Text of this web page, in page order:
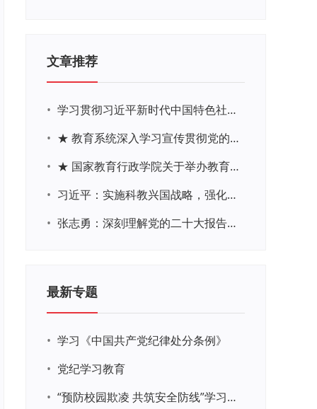
文章推荐
•
学习贯彻习近平新时代中国特色社会主义思想主题教育网络培训
•
★ 教育系统深入学习宣传贯彻党的二十大精神学习专题
•
★ 国家教育行政学院关于举办教育系统深入学习宣传贯彻党的二十大精神专题网络培训的通知
•
习近平：实施科教兴国战略，强化现代化建设人才支撑
•
张志勇：深刻理解党的二十大报告关于教育的新思想、新战略、新要求
最新专题
• 学习《中国共产党纪律处分条例》
• 党纪学习教育
•
“预防校园欺凌 共筑安全防线”学习专题